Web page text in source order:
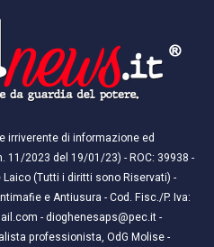
irriverente di informazione ed
11/2023 del 19/01/23) - ROC: 39938 -
(Tutti i diritti sono Riservati) -
e Antiusura - Cod. Fisc./P. Iva:
- dioghenesaps@pec.it -
professionista, OdG Molise -